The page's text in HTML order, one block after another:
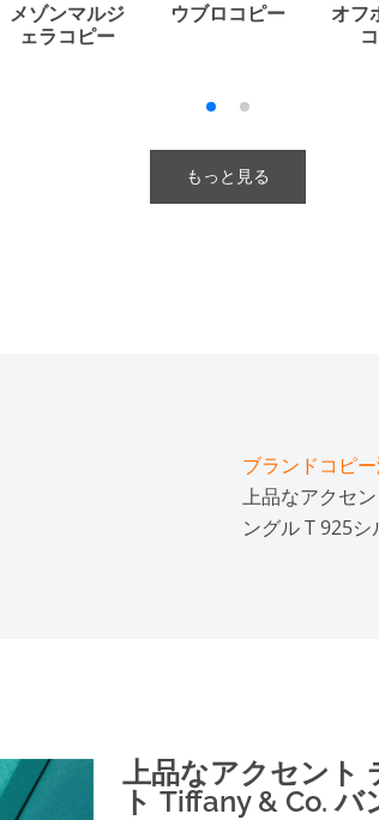
メゾンマルジ
ェラコピー
ウブロコピー
オフ
もっと見る
ブランドコピ
上品なアクセ
ングル T 925
上品なアクセント
ト Tiffany & Co.